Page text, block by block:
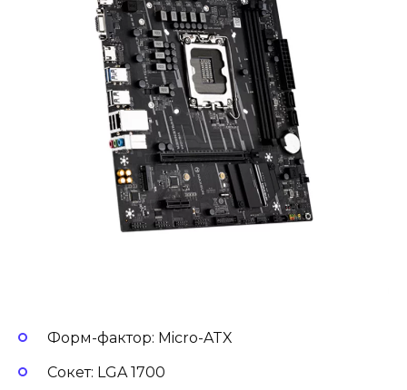
Форм-фактор: Micro-ATX
Сокет: LGA 1700